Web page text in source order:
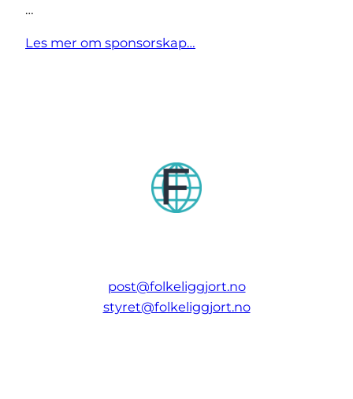
…
Les mer om sponsorskap…
post@folkeliggjort.no
styret@folkeliggjort.no